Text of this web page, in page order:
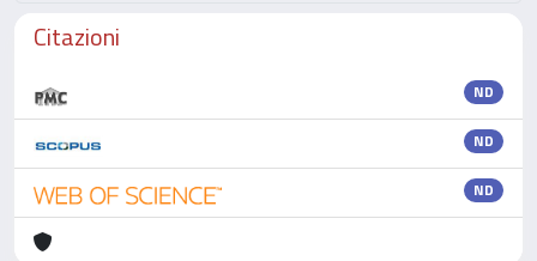
Citazioni
ND
ND
ND